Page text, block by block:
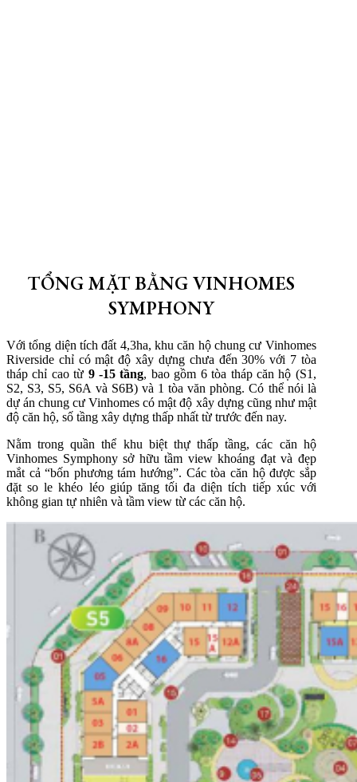
TỔNG MẶT BẰNG VINHOMES
SYMPHONY
Với tổng diện tích đất 4,3ha, khu căn hộ chung cư Vinhomes
Riverside chỉ có mật độ xây dựng chưa đến 30% với 7 tòa
tháp chỉ cao từ 9 -15 tầng, bao gồm 6 tòa tháp căn hộ (S1,
S2, S3, S5, S6A và S6B) và 1 tòa văn phòng. Có thể nói là
dự án chung cư Vinhomes có mật độ xây dựng cũng như mật
độ căn hộ, số tầng xây dựng thấp nhất từ trước đến nay.
Nằm trong quần thể khu biệt thự thấp tầng, các căn hộ
Vinhomes Symphony sở hữu tầm view khoáng đạt và đẹp
mắt cả “bốn phương tám hướng”. Các tòa căn hộ được sắp
đặt so le khéo léo giúp tăng tối đa diện tích tiếp xúc với
không gian tự nhiên và tầm view từ các căn hộ.